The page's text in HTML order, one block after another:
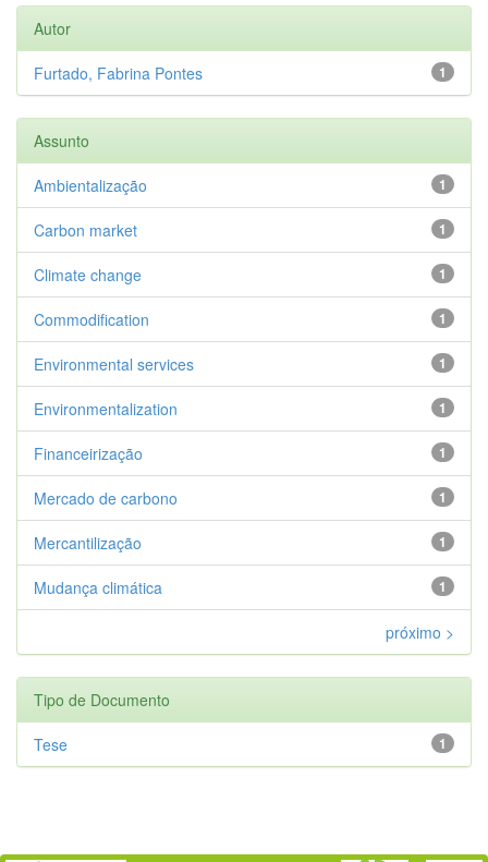
Autor
1
Furtado, Fabrina Pontes
Assunto
1
Ambientalização
1
Carbon market
1
Climate change
1
Commodification
1
Environmental services
1
Environmentalization
1
Financeirização
1
Mercado de carbono
1
Mercantilização
1
Mudança climática
próximo >
Tipo de Documento
1
Tese